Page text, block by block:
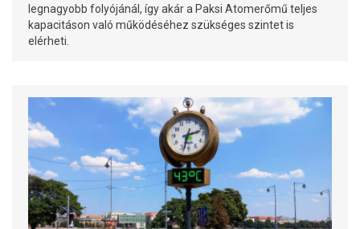
legnagyobb folyójánál, így akár a Paksi Atomerőmű teljes
kapacitáson való működéséhez szükséges szintet is
elérheti.